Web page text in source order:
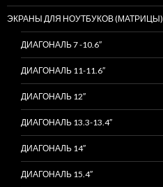
ЭКРАНЫ ДЛЯ НОУТБУКОВ (МАТРИЦЫ)
ДИАГОНАЛЬ 7 -10.6″
ДИАГОНАЛЬ 11-11.6″
ДИАГОНАЛЬ 12″
ДИАГОНАЛЬ 13.3-13.4″
ДИАГОНАЛЬ 14″
ДИАГОНАЛЬ 15.4″